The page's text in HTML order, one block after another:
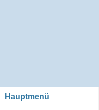
Hauptmenü